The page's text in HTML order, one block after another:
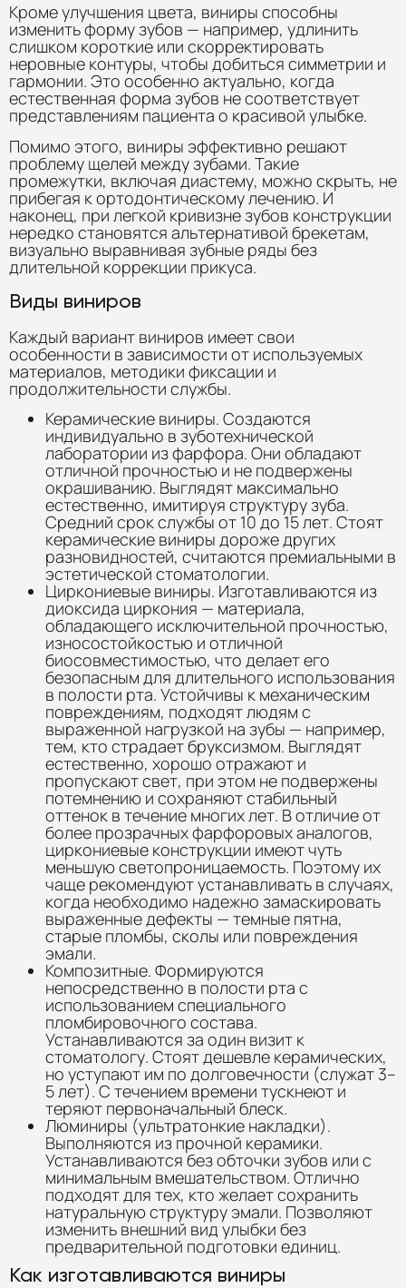
Кроме улучшения цвета, виниры способны
изменить форму зубов — например, удлинить
слишком короткие или скорректировать
неровные контуры, чтобы добиться симметрии и
гармонии. Это особенно актуально, когда
естественная форма зубов не соответствует
представлениям пациента о красивой улыбке.
Помимо этого, виниры эффективно решают
проблему щелей между зубами. Такие
промежутки, включая диастему, можно скрыть, не
прибегая к ортодонтическому лечению. И
наконец, при легкой кривизне зубов конструкции
нередко становятся альтернативой брекетам,
визуально выравнивая зубные ряды без
длительной коррекции прикуса.
Виды виниров
Каждый вариант виниров имеет свои
особенности в зависимости от используемых
материалов, методики фиксации и
продолжительности службы.
Керамические виниры. Создаются
индивидуально в зуботехнической
лаборатории из фарфора. Они обладают
отличной прочностью и не подвержены
окрашиванию. Выглядят максимально
естественно, имитируя структуру зуба.
Средний срок службы от 10 до 15 лет. Стоят
керамические виниры дороже других
разновидностей, считаются премиальными в
эстетической стоматологии.
Циркониевые виниры. Изготавливаются из
диоксида циркония — материала,
обладающего исключительной прочностью,
износостойкостью и отличной
биосовместимостью, что делает его
безопасным для длительного использования
в полости рта. Устойчивы к механическим
повреждениям, подходят людям с
выраженной нагрузкой на зубы — например,
тем, кто страдает бруксизмом. Выглядят
естественно, хорошо отражают и
пропускают свет, при этом не подвержены
потемнению и сохраняют стабильный
оттенок в течение многих лет. В отличие от
более прозрачных фарфоровых аналогов,
циркониевые конструкции имеют чуть
меньшую светопроницаемость. Поэтому их
чаще рекомендуют устанавливать в случаях,
когда необходимо надежно замаскировать
выраженные дефекты — темные пятна,
старые пломбы, сколы или повреждения
эмали.
Композитные. Формируются
непосредственно в полости рта с
использованием специального
пломбировочного состава.
Устанавливаются за один визит к
стоматологу. Стоят дешевле керамических,
но уступают им по долговечности (служат 3–
5 лет). С течением времени тускнеют и
теряют первоначальный блеск.
Люминиры (ультратонкие накладки).
Выполняются из прочной керамики.
Устанавливаются без обточки зубов или с
минимальным вмешательством. Отлично
подходят для тех, кто желает сохранить
натуральную структуру эмали. Позволяют
изменить внешний вид улыбки без
предварительной подготовки единиц.
Как изготавливаются виниры